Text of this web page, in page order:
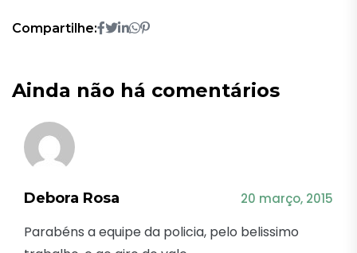
Compartilhe:
Ainda não há comentários
Debora Rosa 20 março, 2015
Parabéns a equipe da policia, pelo belissimo